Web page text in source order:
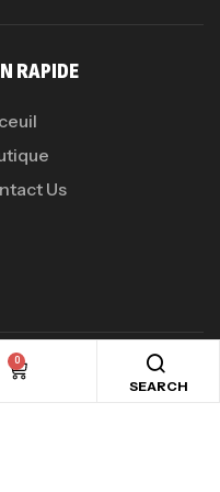
0
SEARCH
RAPIDE
Us
CADEAU